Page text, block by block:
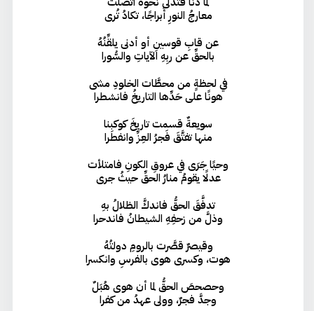
معارجُ النورِ أَبراجًا، تكادُ تُرى
عن قابِ قوسينِ أو أدنى يلقِّنُهُ
بالحقِّ عن ربِهِ الآياتِ والسُّورا
في لحظةٍ من محطَّات الخلودِ مشى
هونًا على حَدِّها التاريخُ فانشطرا
سويعةٌ قسمت تاريخَ كوكبِنا
منها تفتَّقَ فَجرُ العِزِّ وانفطرا
وحيًا جَرَى في عروقِ الكونِ فامتلأت
عدلًا يقومُ منارُ الحقِّ حيثُ جرى
تدفَّقَ الحقُّ فاندكَّ الظلالُ بهِ
وذلَّ من زحفِهِ الشيطانُ فاندحرا
وقيصرٌ قصَّرت بالرومِ دولتُهُ
هوت، وكسرى هوى بالفرسِ وانكسرا
وحصحصَ الحقُّ لما أن هوى هُبَلٌ
وجدَّ فجرٌ، وولى عهدُ من كفرا